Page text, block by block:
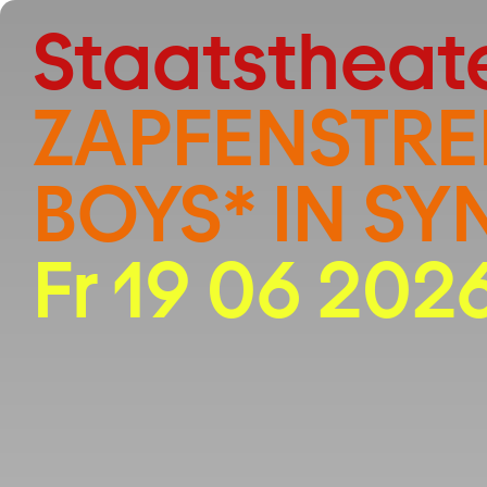
Zum Hauptinhalt springen
BOYS* IN
Fr 19 06